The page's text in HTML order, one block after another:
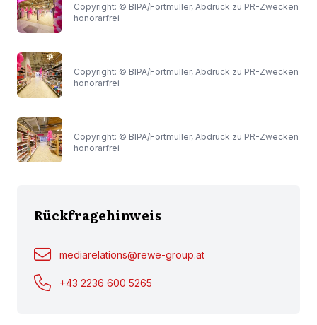
Copyright: © BIPA/Fortmüller, Abdruck zu PR-Zwecken
honorarfrei
Copyright: © BIPA/Fortmüller, Abdruck zu PR-Zwecken
honorarfrei
Copyright: © BIPA/Fortmüller, Abdruck zu PR-Zwecken
honorarfrei
Rückfragehinweis
mediarelations@rewe-group.at
+43 2236 600 5265